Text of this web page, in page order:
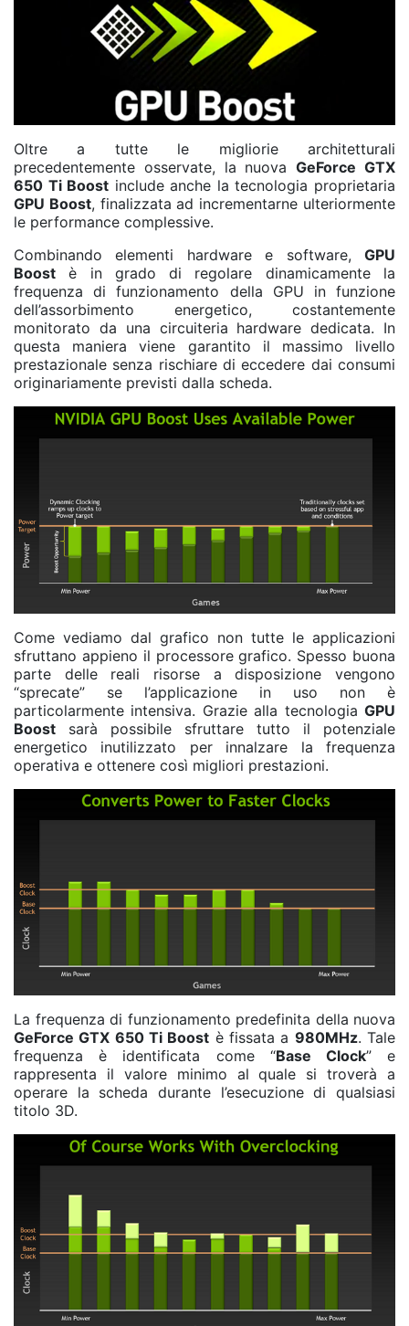
Oltre a tutte le migliorie architetturali
precedentemente osservate, la nuovaGeForce GTX
650 Ti Boost include anche la tecnologia proprietaria
GPU Boost, finalizzata ad incrementarne ulteriormente
le performance complessive.
Combinando elementi hardware e software, GPU
Boost è in grado di regolare dinamicamente la
frequenza di funzionamento della GPU in funzione
dell’assorbimento energetico, costantemente
monitorato da una circuiteria hardware dedicata. In
questa maniera viene garantito il massimo livello
prestazionale senza rischiare di eccedere dai consumi
originariamente previsti dalla scheda.
Come vediamo dal grafico non tutte le applicazioni
sfruttano appieno il processore grafico. Spesso buona
parte delle reali risorse a disposizione vengono
“sprecate” se l’applicazione in uso non è
particolarmente intensiva. Grazie alla tecnologia GPU
Boost sarà possibile sfruttare tutto il potenziale
energetico inutilizzato per innalzare la frequenza
operativa e ottenere così migliori prestazioni.
La frequenza di funzionamento predefinita della nuova
GeForce GTX 650 Ti Boost è fissata a 980MHz. Tale
frequenza è identificata come “Base Clock” e
rappresenta il valore minimo al quale si troverà a
operare la scheda durante l’esecuzione di qualsiasi
titolo 3D.